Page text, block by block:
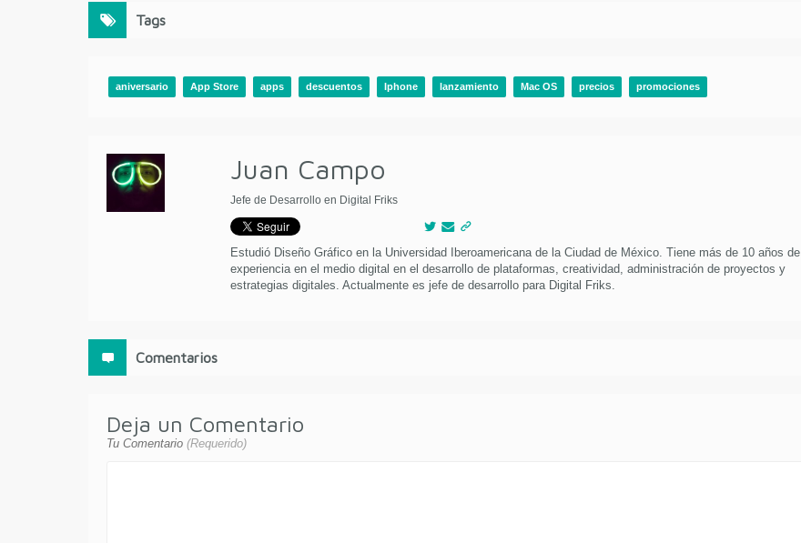
Tags
aniversario App Store apps descuentos Iphone lanzamiento Mac OS precios promociones
Juan Campo
Jefe de Desarrollo en Digital Friks
Estudió Diseño Gráfico en la Universidad Iberoamericana de la Ciudad de México. Tiene más de 10 años de
experiencia en el medio digital en el desarrollo de plataformas, creatividad, administración de proyectos y
estrategias digitales. Actualmente es jefe de desarrollo para Digital Friks.
Comentarios
Deja un Comentario
Tu Comentario (Requerido)